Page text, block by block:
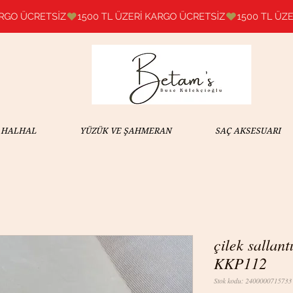
HALHAL YÜZÜK VE ŞAHMERAN SAÇ AKSESUARI
çilek
KKP112
Stok kodu: 2400000715733